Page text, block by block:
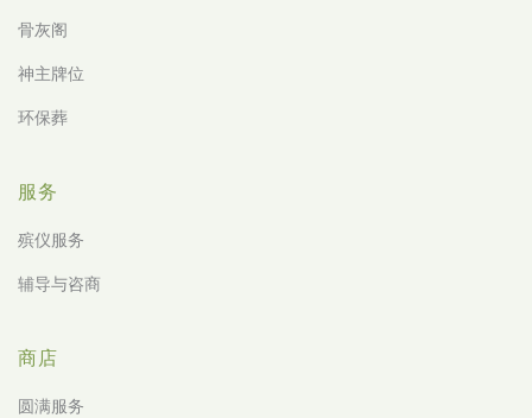
骨灰阁
神主牌位
环保葬
服务
殡仪服务
辅导与咨商
商店
圆满服务